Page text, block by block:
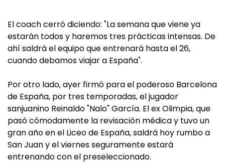
El coach cerró diciendo: "La semana que viene ya
estarán todos y haremos tres prácticas intensas. De
ahí saldrá el equipo que entrenará hasta el 26,
cuando debamos viajar a España".
Por otro lado, ayer firmó para el poderoso Barcelona
de España, por tres temporadas, el jugador
sanjuanino Reinaldo "Nalo" García. El ex Olimpia, que
pasó cómodamente la revisación médica y tuvo un
gran año en el Liceo de España, saldrá hoy rumbo a
San Juan y el viernes seguramente estará
entrenando con el preseleccionado.